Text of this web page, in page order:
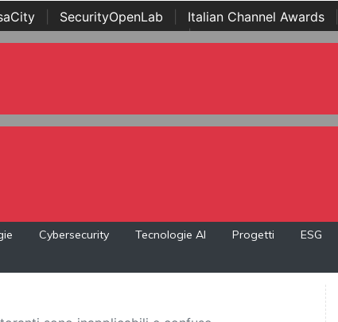
SecurityOpenLab Italian Channel Awards
Awards | ...
Cybersecurity Tecnologie AI Progetti ESG